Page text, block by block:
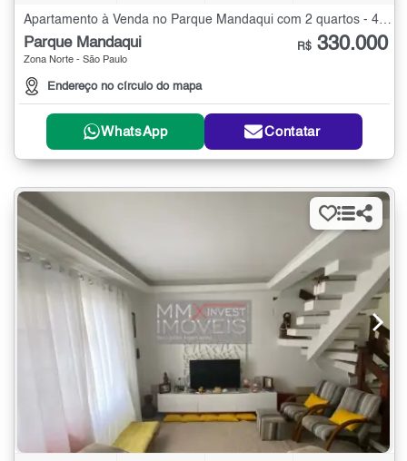
Apartamento à Venda no Parque Mandaqui com 2 quartos - 49 m²
Parque Mandaqui
Zona Norte - São Paulo
Endereço no círculo do mapa
R$ 330.000
WhatsApp Contatar